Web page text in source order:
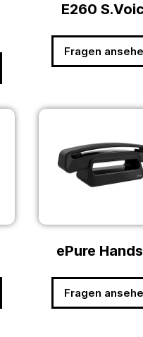
E260
Fragen
ePure
Fragen